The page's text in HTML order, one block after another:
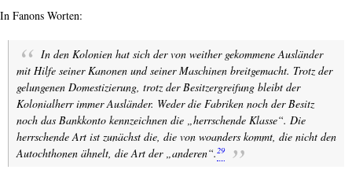
In Fanons Worten:
In den Kolonien hat sich der von weither gekommene Ausländer
mit Hilfe seiner Kanonen und seiner Maschinen breitgemacht. Trotz der
gelungenen Domestizierung, trotz der Besitzergreifung bleibt der
Kolonialherr immer Ausländer. Weder die Fabriken noch der Besitz
noch das Bankkonto kennzeichnen die „herrschende Klasse“. Die
herrschende Art ist zunächst die, die von woanders kommt, die nicht den
Autochthonen ähnelt, die Art der „anderen“. 29